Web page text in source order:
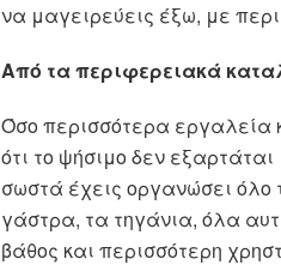
να μαγειρεύεις έξω, με
Από τα περιφερειακά
Όσο περισσότερα εργαλεία
ότι το ψήσιμο δεν
σωστά έχεις οργανώσει
γάστρα, τα τηγάνια, όλα
βάθος και περισσότερη